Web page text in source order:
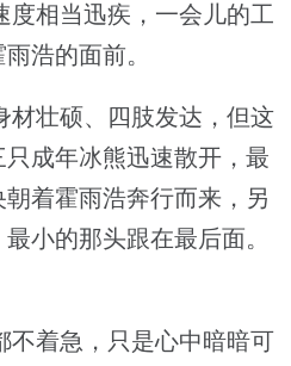
相当迅疾，一会儿的工
浩的面前。
壮硕、四肢发达，但这
成年冰熊迅速散开，最
着霍雨浩奔行而来，另
小的那头跟在最后面。
着急，只是心中暗暗可